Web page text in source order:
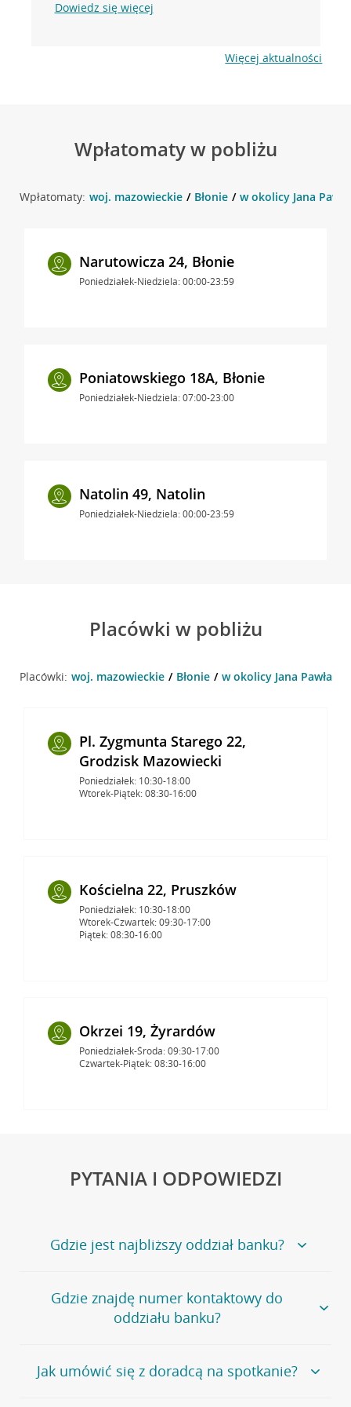
Dowiedz się więcej
Więcej aktualności
Wpłatomaty w pobliżu
Wpłatomaty: woj. mazowieckie Błonie w okolicy Jana
Narutowicza 24, Błonie
Poniedziałek-Niedziela: 00:00-23:59
Poniatowskiego 18A, Błonie
Poniedziałek-Niedziela: 07:00-23:00
Natolin 49, Natolin
Poniedziałek-Niedziela: 00:00-23:59
Placówki w pobliżu
Placówki: woj. mazowieckie Błonie w okolicy Jana Pawła II
Pl. Zygmunta Starego 22,
Grodzisk Mazowiecki
Poniedziałek: 10:30-18:00
Wtorek-Piątek: 08:30-16:00
Kościelna 22, Pruszków
Poniedziałek: 10:30-18:00
Wtorek-Czwartek: 09:30-17:00
Piątek: 08:30-16:00
Okrzei 19, Żyrardów
Poniedziałek-Środa: 09:30-17:00
Czwartek-Piątek: 08:30-16:00
PYTANIA I ODPOWIEDZI
Gdzie jest najbliższy oddział banku?
Jeśli szukasz oddziału naszego banku, zapraszamy na
stronęPlacówki i bankomaty, na której znajduje się
wygodna wyszukiwarka.
oddziałów
Gdzie znajdę numer kontaktowy do
oddziału banku?
Bank Credit Agricole nie udostępnia ogólnego numeru
telefonu do placówki bankowej.
Jak umówić się z doradcą na spotkanie?